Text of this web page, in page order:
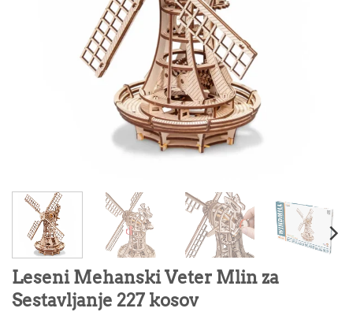
Leseni Mehanski Veter Mlin za
Sestavljanje 227 kosov